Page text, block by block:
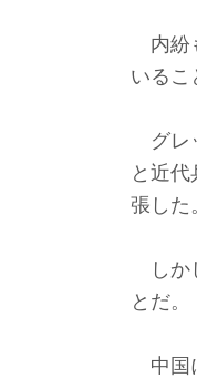
内紛
いるこ
グレ
と近
張した
しか
とだ。
中国